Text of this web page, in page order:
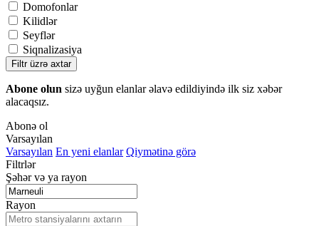
Domofonlar
Kilidlər
Seyflər
Siqnalizasiya
Filtr üzrə axtar
Abone olun sizə uyğun elanlar əlavə edildiyində ilk siz xəbər
alacaqsız.
Abonə ol
Varsayılan
Varsayılan En yeni elanlar Qiymətinə görə
Filtrlər
Şəhər və ya rayon
Rayon